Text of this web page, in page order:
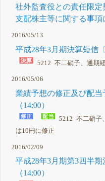
社外監査役との責任限定
支配株主等に関する事項
2016/05/13
平成28年3月期決算短信
5212 不二硝子、通期
2016/05/06
業績予想の修正及び配
（14:00）
5212 不二硝子
は10円に修正
2016/02/09
平成28年3月期第3四半
（14:00）